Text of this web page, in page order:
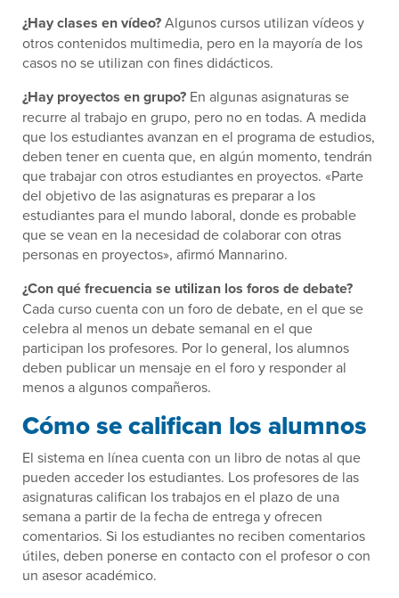
¿Hay clases en vídeo?Algunos cursos utilizan vídeos y
otros contenidos multimedia, pero en la mayoría de los
casos no se utilizan con fines didácticos.
¿Hay proyectos en grupo? En algunas asignaturas se
recurre al trabajo en grupo, pero no en todas. A medida
que los estudiantes avanzan en el programa de estudios,
deben tener en cuenta que, en algún momento, tendrán
que trabajar con otros estudiantes en proyectos. «Parte
del objetivo de las asignaturas es preparar a los
estudiantes para el mundo laboral, donde es probable
que se vean en la necesidad de colaborar con otras
personas en proyectos», afirmó Mannarino.
¿Con qué frecuencia se utilizan los foros de debate?
Cada curso cuenta con un foro de debate, en el que se
celebra al menos un debate semanal en el que
participan los profesores. Por lo general, los alumnos
deben publicar un mensaje en el foro y responder al
menos a algunos compañeros.
Cómo se califican los alumnos
El sistema en línea cuenta con un libro de notas al que
pueden acceder los estudiantes. Los profesores de las
asignaturas califican los trabajos en el plazo de una
semana a partir de la fecha de entrega y ofrecen
comentarios. Si los estudiantes no reciben comentarios
útiles, deben ponerse en contacto con el profesor o con
un asesor académico.